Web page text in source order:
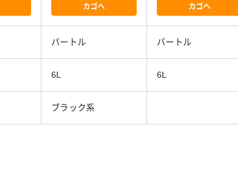
カゴへ カゴへ
バートル バートル
6L 6L
ブラック系